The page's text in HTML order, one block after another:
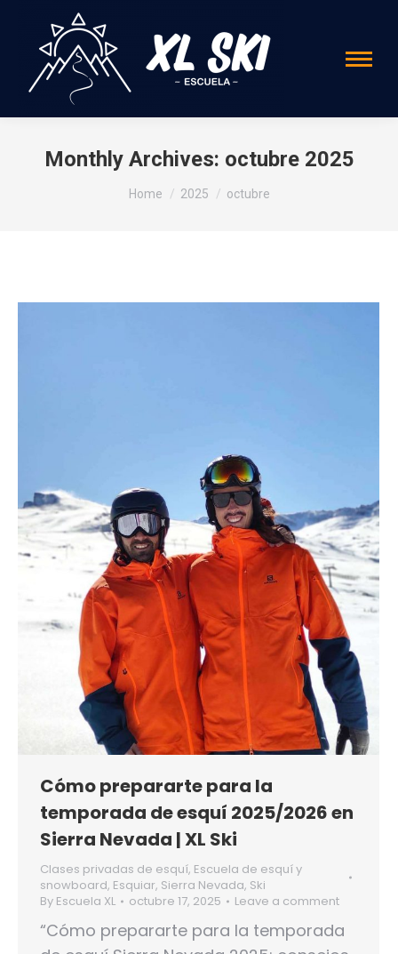
Monthly Archives: octubre 2025
You are here:
Home 2025 octubre
Cómo prepararte para la
temporada de esquí 2025/2026 en
Sierra Nevada | XL Ski
Clases privadas de esquí, Escuela de esquí y
snowboard, Esquiar, Sierra Nevada, Ski
By Escuela XL octubre 17, 2025 Leave a comment
“Cómo prepararte para la temporada